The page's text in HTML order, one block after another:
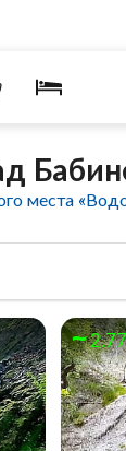
места